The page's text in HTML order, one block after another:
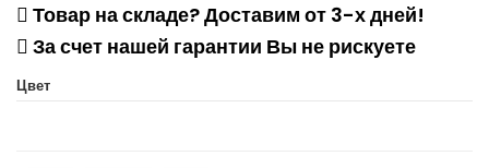
Товар на складе? Доставим от 3-х дней!
За счет нашей гарантии Вы не рискуете
Цвет